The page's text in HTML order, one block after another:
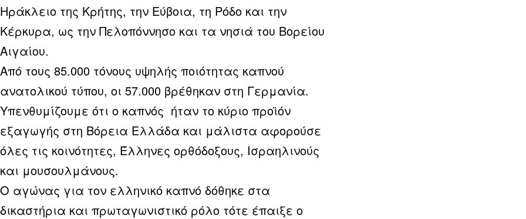
Ηράκλειο της Κρήτης, την Εύβοια, τη Ρόδο και την
Κέρκυρα, ως την Πελοπόννησο και τα νησιά του Βορείου
Αιγαίου.
Από τους 85.000 τόνους υψηλής ποιότητας καπνού
ανατολικού τύπου, οι 57.000 βρέθηκαν στη Γερμανία.
Υπενθυμίζουμε ότι ο καπνός ήταν το κύριο προϊόν
εξαγωγής στη Βόρεια Ελλάδα και μάλιστα αφορούσε
όλες τις κοινότητες, Έλληνες ορθόδοξους, Ισραηλινούς
και μουσουλμάνους.
Ο αγώνας για τον ελληνικό καπνό δόθηκε στα
δικαστήρια και πρωταγωνιστικό ρόλο τότε έπαιξε ο